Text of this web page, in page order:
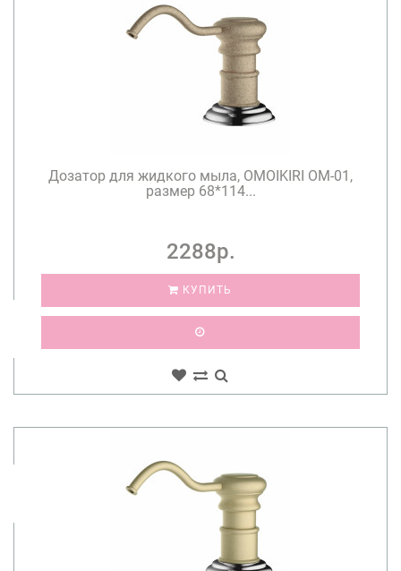
Дозатор для жидкого мыла, OMOIKIRI OM-01,
размер 68*114...
2288р.
КУПИТЬ